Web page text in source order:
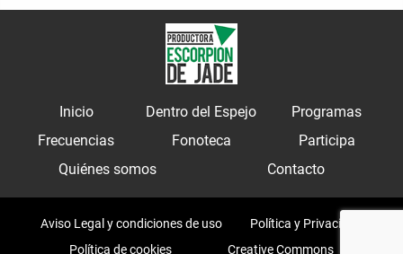
Inicio Dentro del Espejo
Programas
Frecuencias
Fonoteca
Participa
Quiénes somos
Contacto
Aviso Legal y condiciones de uso
Política y Privacidad
Política de cookies
Creative Commons